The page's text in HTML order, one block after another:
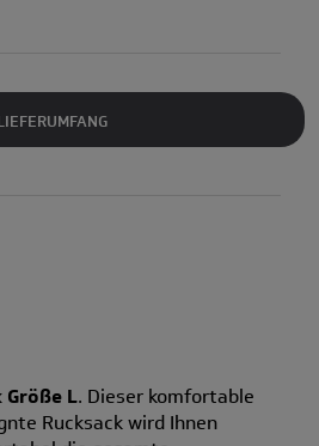
L. Dieser komfortable
Rucksack wird Ihnen